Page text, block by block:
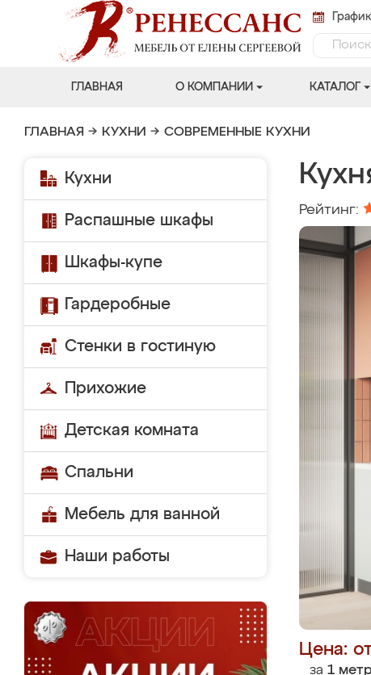
ГЛАВНАЯ О КОМПАНИИ КАТАЛОГ
ГЛАВНАЯ → КУХНИ → СОВРЕМЕННЫЕ КУХНИ
Кухни
Распашные шкафы
Шкафы-купе
Гардеробные
Стенки в гостиную
Прихожие
Детская комната
Спальни
Мебель для ванной
Наши работы
Рейтинг:
Цена:
за 1